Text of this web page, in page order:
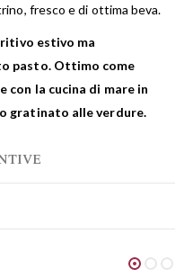
fresco e di ottima beva.
estivo ma
pasto. Ottimo come
la cucina di mare in
gratinato alle verdure.